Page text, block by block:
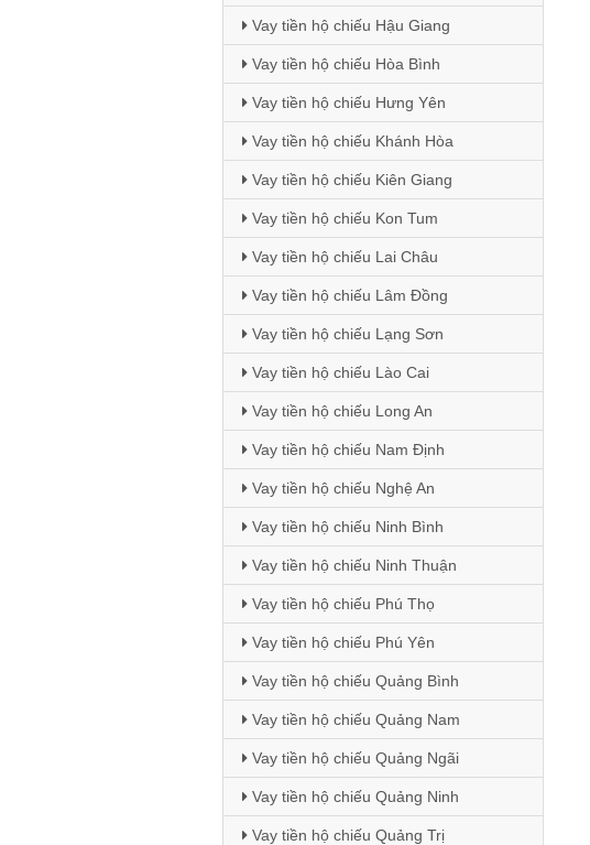
Vay tiền hộ chiếu Hậu Giang
Vay tiền hộ chiếu Hòa Bình
Vay tiền hộ chiếu Hưng Yên
Vay tiền hộ chiếu Khánh Hòa
Vay tiền hộ chiếu Kiên Giang
Vay tiền hộ chiếu Kon Tum
Vay tiền hộ chiếu Lai Châu
Vay tiền hộ chiếu Lâm Đồng
Vay tiền hộ chiếu Lạng Sơn
Vay tiền hộ chiếu Lào Cai
Vay tiền hộ chiếu Long An
Vay tiền hộ chiếu Nam Định
Vay tiền hộ chiếu Nghệ An
Vay tiền hộ chiếu Ninh Bình
Vay tiền hộ chiếu Ninh Thuận
Vay tiền hộ chiếu Phú Thọ
Vay tiền hộ chiếu Phú Yên
Vay tiền hộ chiếu Quảng Bình
Vay tiền hộ chiếu Quảng Nam
Vay tiền hộ chiếu Quảng Ngãi
Vay tiền hộ chiếu Quảng Ninh
Vay tiền hộ chiếu Quảng Trị